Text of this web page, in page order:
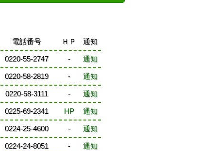
電話番号 ＨＰ 通知
0220-55-2747 - 通知
0220-58-2819 - 通知
0220-58-3111 - 通知
0225-69-2341 HP 通知
0224-25-4600 - 通知
0224-24-8051 - 通知